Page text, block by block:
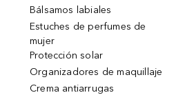
Bálsamos labiales
Estuches de perfumes de
mujer
Protección solar
Organizadores de maquillaje
Crema antiarrugas